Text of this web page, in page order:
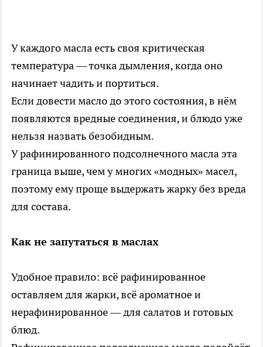
У каждого масла есть своя критическая
температура — точка дымления, когда оно
начинает чадить и портиться.
Если довести масло до этого состояния, в нём
появляются вредные соединения, и блюдо уже
нельзя назвать безобидным.
У рафинированного подсолнечного масла эта
граница выше, чем у многих «модных» масел,
поэтому ему проще выдержать жарку без вреда
для состава.
Как не запутаться в маслах
Удобное правило: всё рафинированное
оставляем для жарки, всё ароматное и
нерафинированное — для салатов и готовых
блюд.